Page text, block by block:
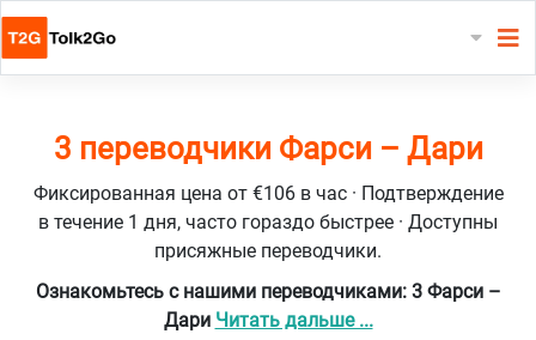
3 переводчики Фарси – Дари
Фиксированная цена от €106 в час · Подтверждение
в течение 1 дня, часто гораздо быстрее · Доступны
присяжные переводчики.
Ознакомьтесь с нашими переводчиками: 3 Фарси –
Дари Читать дальше ...